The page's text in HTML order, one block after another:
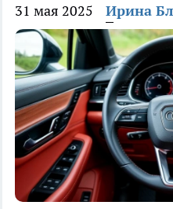
31 мая 2025 Ирина